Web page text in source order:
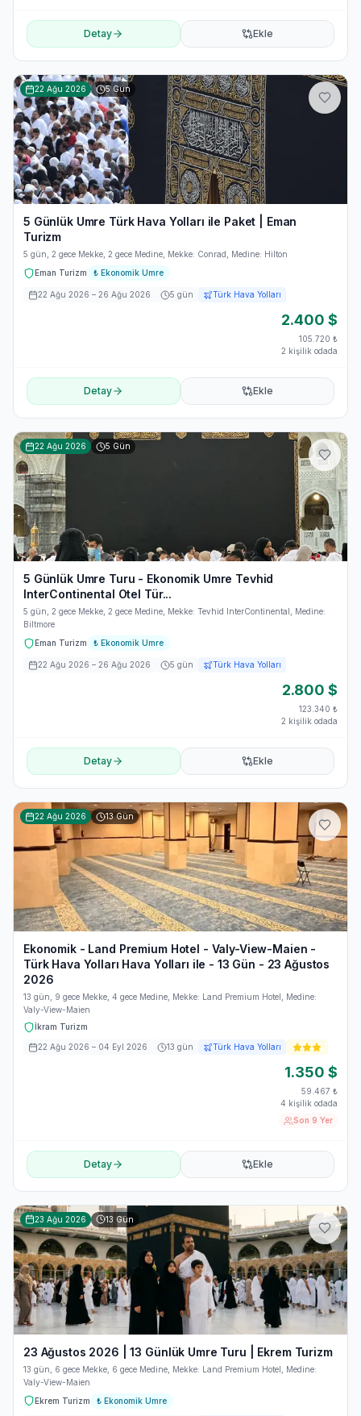
Detay Ekle
22 Ağu 2026 5Gün
5 Günlük Umre Türk Hava Yolları ile Paket | Eman
Turizm
5 gün, 2 gece Mekke, 2 gece Medine, Mekke: Conrad, Medine: Hilton
Eman Turizm
₺ Ekonomik Umre
22 Ağu 2026 – 26 Ağu 2026 5 gün Türk Hava Yolları
2.400 $
105.720 ₺
2 kişilik odada
Detay Ekle
22 Ağu 2026 5 Gün
5 Günlük Umre Turu - Ekonomik Umre Tevhid
InterContinental Otel Tür...
5 gün, 2 gece Mekke, 2 gece Medine, Mekke: Tevhid InterContinental, Medine:
Biltmore
Eman Turizm
₺ Ekonomik Umre
22 Ağu 2026 – 26 Ağu 2026 5 gün Türk Hava Yolları
2.800 $
123.340 ₺
2 kişilik odada
Detay Ekle
22 Ağu 2026 13Gün
Ekonomik - Land Premium Hotel - Valy-View-Maien -
Türk Hava Yolları Hava Yolları ile - 13 Gün - 23 Ağustos
2026
13 gün, 9 gece Mekke, 4 gece Medine, Mekke: Land Premium Hotel, Medine:
Valy-View-Maien
İkram Turizm
22 Ağu 2026 – 04 Eyl 2026 13 gün Türk Hava Yolları
1.350 $
59.467 ₺
4 kişilik odada
Son 9 Yer
Detay Ekle
23 Ağu 2026 13 Gün
23 Ağustos 2026 | 13 Günlük Umre Turu | Ekrem Turizm
13 gün, 6 gece Mekke, 6 gece Medine, Mekke: Land Premium Hotel, Medine:
Valy-View-Maien
Ekrem Turizm
₺ Ekonomik Umre